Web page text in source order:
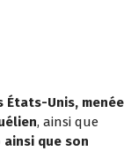
États-Unis, menée
, ainsi que
que son